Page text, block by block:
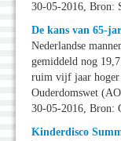
30-05-2016, Bron:
De kans van 65-
Nederlandse
gemiddeld nog
ruim vijf jaar hoger
Ouderdomswet
30-05-2016, Bron:
Kinderdisco